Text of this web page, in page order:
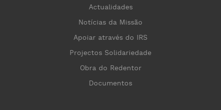
Actualidades
Notícias da Missão
Apoiar através do IRS
Projectos Solidariedade
Obra do Redentor
Documentos